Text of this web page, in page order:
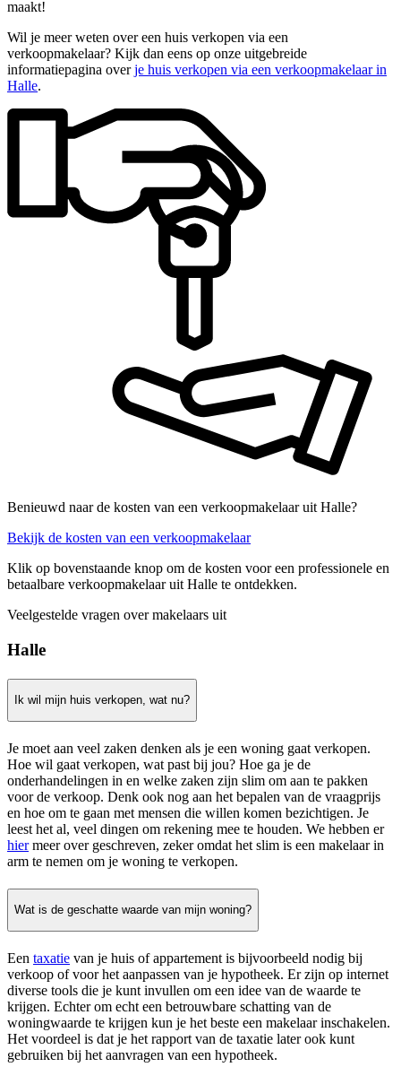
maakt!
Wil je meer weten over een huis verkopen via een
verkoopmakelaar? Kijk dan eens op onze uitgebreide
informatiepagina overje huis verkopen via een verkoopmakelaar in
Halle.
Benieuwd naar de kosten van een verkoopmakelaar uit Halle?
Bekijk de kosten van een verkoopmakelaar
Klik op bovenstaande knop om de kosten voor een professionele en
betaalbare verkoopmakelaar uit Halle te ontdekken.
Veelgestelde vragen over makelaars uit
Halle
Ik wil mijn huis verkopen, wat nu?
Je moet aan veel zaken denken als je een woning gaat verkopen.
Hoe wil gaat verkopen, wat past bij jou? Hoe ga je de
onderhandelingen in en welke zaken zijn slim om aan te pakken
voor de verkoop. Denk ook nog aan het bepalen van de vraagprijs
en hoe om te gaan met mensen die willen komen bezichtigen. Je
leest het al, veel dingen om rekening mee te houden. We hebben er
hiermeer over geschreven, zeker omdat het slim is een makelaar in
arm te nemen om je woning te verkopen.
Wat is de geschatte waarde van mijn woning?
Een taxatie van je huis of appartement is bijvoorbeeld nodig bij
verkoop of voor het aanpassen van je hypotheek. Er zijn op internet
diverse tools die je kunt invullen om een idee van de waarde te
krijgen. Echter om echt een betrouwbare schatting van de
woningwaarde te krijgen kun je het beste een makelaar inschakelen.
Het voordeel is dat je het rapport van de taxatie later ook kunt
gebruiken bij het aanvragen van een hypotheek.